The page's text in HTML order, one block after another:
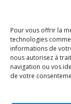
Pour vous offrir la
technologies
informations de
nous autorisez à
navigation ou vos
de votre